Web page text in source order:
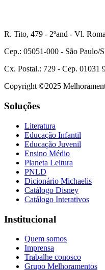
R. Tito, 479 - 2ºand - Vl.
Cep.: 05051-000 - São Paulo/
Cx. Postal.: 729 - Cep. 01031
Copyright ©2025
Soluções
Literatura
Educação Infantil
Educação Juvenil
Ensino Médio
Planeta Leitura
PNLD
Dicionário Michaelis
Catálogo Disney
Catálogo Interativos
Institucional
Quem somos
Imprensa
Trabalhe conosco
Grupo Melhoramentos